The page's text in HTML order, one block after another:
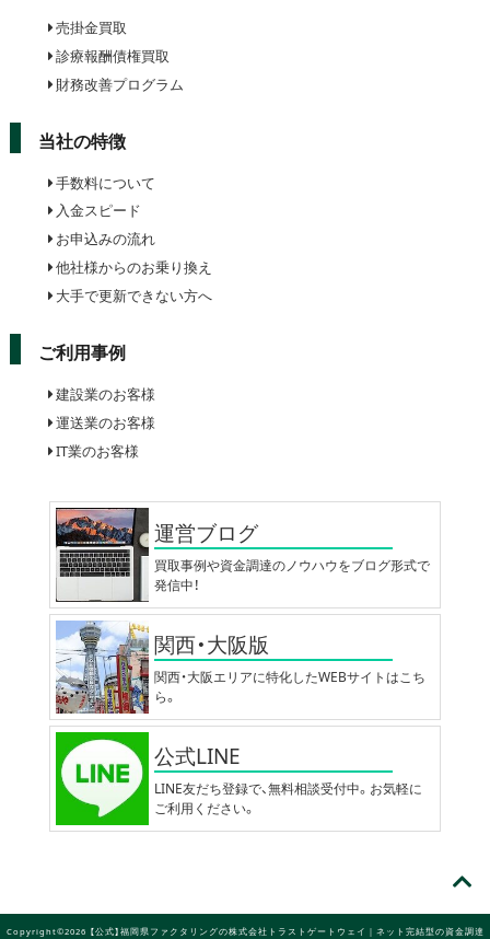
売掛金買取
診療報酬債権買取
財務改善プログラム
当社の特徴
手数料について
入金スピード
お申込みの流れ
他社様からのお乗り換え
大手で更新できない方へ
ご利用事例
建設業のお客様
運送業のお客様
IT業のお客様
運営ブログ
買取事例や資金調達のノウハウをブログ形式で
発信中！
関西・大阪版
関西・大阪エリアに特化したWEBサイトはこち
ら。
公式LINE
LINE友だち登録で、無料相談受付中。お気軽に
ご利用ください。
Copyright©2026 【公式】福岡県ファクタリングの株式会社トラストゲートウェイ｜ネット完結型の資金調達